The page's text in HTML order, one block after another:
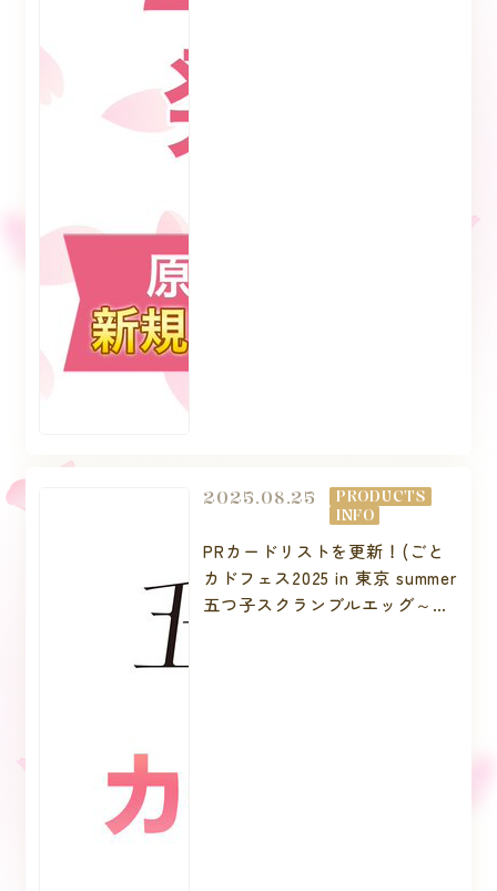
2025.08.25
PRODUCTS
INFO
PRカードリストを更新！(ごと
カドフェス2025 in 東京 summer
五つ子スクランブルエッグ～ト